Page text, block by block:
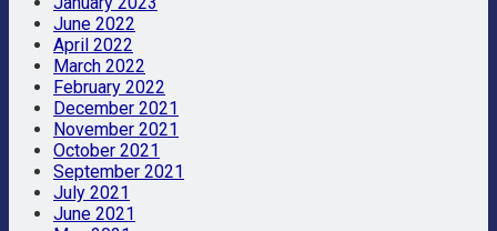
June 2022
April 2022
March 2022
February 2022
December 2021
November 2021
October 2021
September 2021
July 2021
June 2021